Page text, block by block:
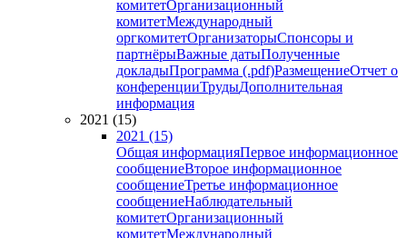
комитетОрганизационный
комитетМеждународный
оргкомитетОрганизаторыСпонсоры и
партнёрыВажные датыПолученные
докладыПрограмма (.pdf)РазмещениеОтчет о
конференцииТрудыДополнительная
информация
2021 (15)
2021 (15)
Общая информацияПервое информационное
сообщениеВторое информационное
сообщениеТретье информационное
сообщениеНаблюдательный
комитетОрганизационный
комитетМеждународный